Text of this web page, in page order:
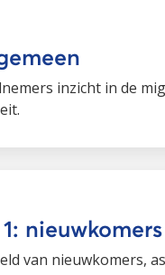
inzicht in de
nieuwkomers
van nieuwkomers,